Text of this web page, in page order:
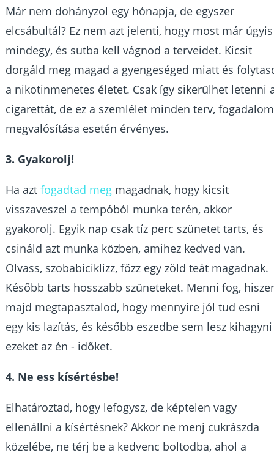
Már nem dohányzol egy hónapja, de egyszer
elcsábultál? Ez nem azt jelenti, hogy most már úgyis
mindegy, és sutba kell vágnod a terveidet. Kicsit
dorgáld meg magad a gyengeséged miatt és
a nikotinmenetes életet. Csak így sikerülhet letenni
cigarettát, de ez a szemlélet minden terv, fogadalom
megvalósítása esetén érvényes.
3. Gyakorolj!
Ha aztfogadtad meg magadnak, hogy kicsit
visszaveszel a tempóból munka terén, akkor
gyakorolj. Egyik nap csak tíz perc szünetet tarts, és
csináld azt munka közben, amihez kedved van.
Olvass, szobabiciklizz, főzz egy zöld teát magadnak.
Később tarts hosszabb szüneteket. Menni fog,
majd megtapasztalod, hogy mennyire jól tud esni
egy kis lazítás, és később eszedbe sem lesz kihagyni
ezeket az én - időket.
4. Ne ess kísértésbe!
Elhatároztad, hogy lefogysz, de képtelen vagy
ellenállni a kísértésnek? Akkor ne menj cukrászda
közelébe, ne térj be a kedvenc boltodba, ahol a